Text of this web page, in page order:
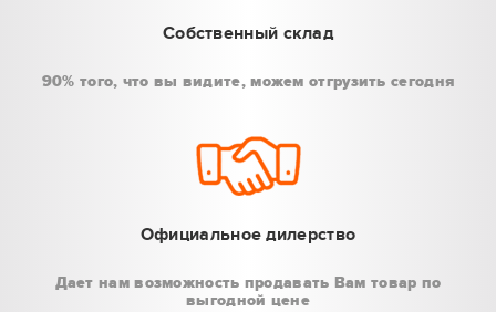
Собственный склад
90% того, что вы видите, можем отгрузить сегодня
Официальное дилерство
Дает нам возможность продавать Вам товар по
выгодной цене